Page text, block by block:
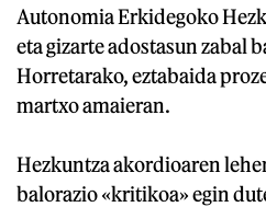
Autonomia Erkidegoko
eta gizarte adostasun zabal
Horretarako, eztabaida
martxo amaieran.
Hezkuntza akordioaren
balorazio «kritikoa» egin